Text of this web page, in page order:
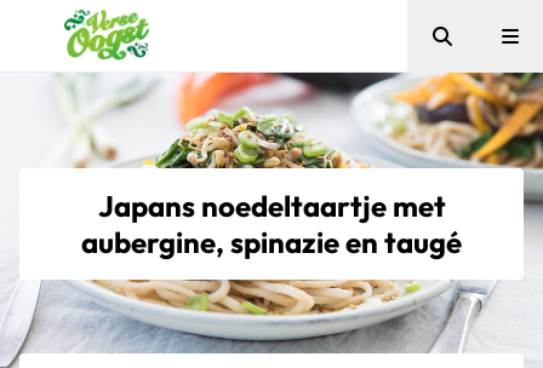
Verse Oogst
Zoeken
Japans noedeltaartje met
aubergine, spinazie en taugé